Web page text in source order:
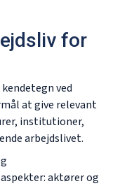
for
ved
at give relevant
institutioner,
arbejdslivet.
aktører og